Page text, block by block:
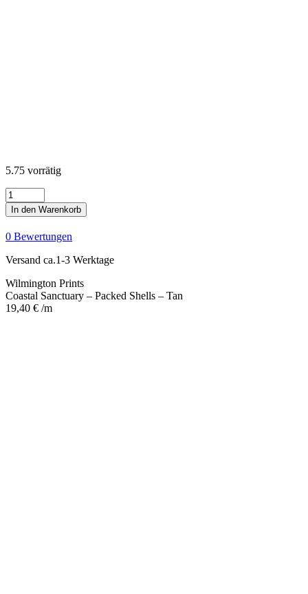
5.75 vorrätig
Coastal
Sanctuary
-
Packed
Shells
-
Tan
Menge
In den Warenkorb
0 Bewertungen
Versand ca.1-3 Werktage
Wilmington Prints
Coastal Sanctuary – Packed Shells – Tan
19,40 € /m